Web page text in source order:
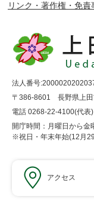
リンク・著作権・免責
法人番号
〒386-8601 長野県上田
電話 0268-22-4100(代表)
開庁時間：月曜日から
※祝日・年末年始(12月
アクセス